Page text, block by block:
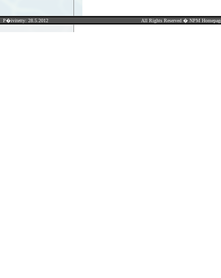
P�ivitetty: 28.5.2012 All Rights Reserved � NPM